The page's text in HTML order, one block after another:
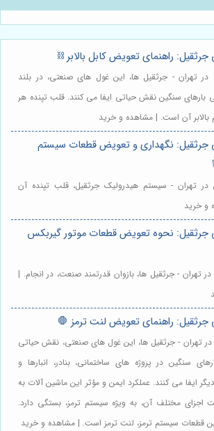
جرثقیل: راهنمای تعویض کابل بالابر ⛓️
در تهران - جرثقیل ها، این غول های صنعتی، در بلند
بارهای سنگین نقش حیاتی ایفا می کنند. قلب تپنده هر
بالابر آن است. | مشاهده و خرید
جرثقیل: نگهداری و تعویض قطعات سیستم
در تهران - سیستم هیدرولیک جرثقیل، قلب تپنده آن
و خرید
جرثقیل: نحوه تعویض قطعات موتور گیربکس
تهران - جرثقیل ها، بازوان قدرتمند صنعت، در انجام. |
جرثقیل: راهنمای تعویض لنت ترمز 🛑
تهران - جرثقیل ها، این غول های صنعتی، نقش حیاتی
سنگین در پروژه های ساختمانی، بنادر، انبارها و
ایفا می کنند. عملکرد ایمن و مؤثر این ماشین آلات به
مختلف آن، به ویژه سیستم ترمز، بستگی دارد.
قطعات سیستم ترمز، لنت ترمز است. | مشاهده و خرید